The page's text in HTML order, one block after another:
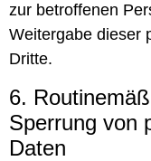
zur betroffenen
Weitergabe dieser
Dritte.
6.
Sperrung von
Daten